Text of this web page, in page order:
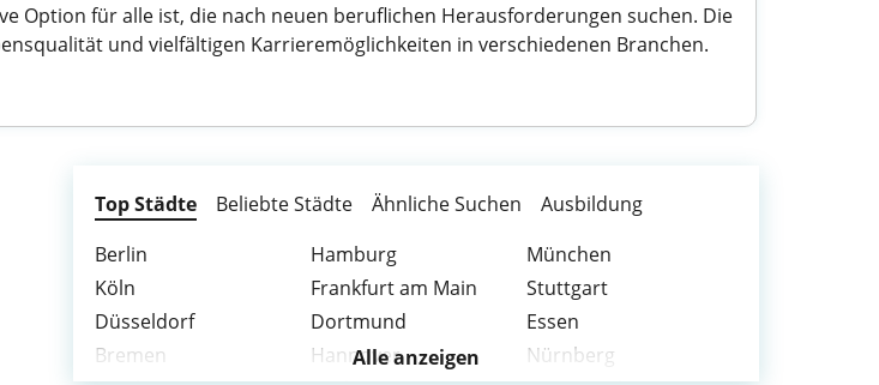
Option für alle ist, die nach neuen beruflichen Herausforderungen suchen. Die
und vielfältigen Karrieremöglichkeiten in verschiedenen Branchen.
Top Städte Beliebte Städte Ähnliche Suchen
Ausbildung
Berlin
Hamburg
München
Köln
Frankfurt am Main
Stuttgart
Düsseldorf
Dortmund
Essen
Bremen
Hannover
Nürnberg
Alle anzeigen